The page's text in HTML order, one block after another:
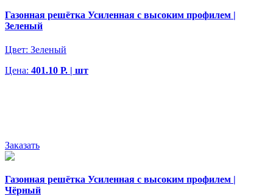
Газонная решётка Усиленная с высоким профилем |
Зеленый
Цвет: Зеленый
Цена: 401.10 Р. | шт
Заказать
Газонная решётка Усиленная с высоким профилем |
Чёрный